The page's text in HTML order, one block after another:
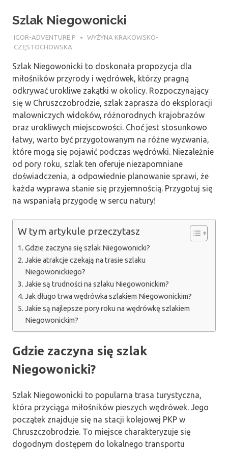
Szlak Niegowonicki
26 LIPCA 2018
IGOR-ADVENTURE.P
WYŻYNA KRAKOWSKO-
CZĘSTOCHOWSKA
Szlak Niegowonicki to doskonała propozycja dla
miłośników przyrody i wędrówek, którzy pragną
odkrywać urokliwe zakątki w okolicy. Rozpoczynający
się w Chruszczobrodzie, szlak zaprasza do eksploracji
malowniczych widoków, różnorodnych krajobrazów
oraz urokliwych miejscowości. Choć jest stosunkowo
łatwy, warto być przygotowanym na różne wyzwania,
które mogą się pojawić podczas wędrówki. Niezależnie
od pory roku, szlak ten oferuje niezapomniane
doświadczenia, a odpowiednie planowanie sprawi, że
każda wyprawa stanie się przyjemnością. Przygotuj się
na wspaniałą przygodę w sercu natury!
W tym artykule przeczytasz
Gdzie zaczyna się szlak Niegowonicki?
Jakie atrakcje czekają na trasie szlaku
Niegowonickiego?
Jakie są trudności na szlaku Niegowonickim?
Jak długo trwa wędrówka szlakiem Niegowonickim?
Jakie są najlepsze pory roku na wędrówkę szlakiem
Niegowonickim?
Gdzie zaczyna się szlak
Niegowonicki?
Szlak Niegowonicki to popularna trasa turystyczna,
która przyciąga miłośników pieszych wędrówek. Jego
początek znajduje się na stacji kolejowej PKP w
Chruszczobrodzie. To miejsce charakteryzuje się
dogodnym dostępem do lokalnego transportu